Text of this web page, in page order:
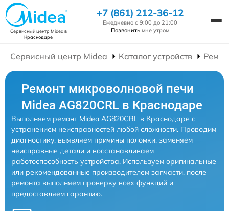
Сервисный центр Mideaв
Краснодаре
+7 (861) 212-36-12
Ежедневно с 9:00 до 21:00
Позвонить мне утром
Сервисный центр Midea Каталог устройств
Ремонт микроволновой печи
Midea AG820CRL в Краснодаре
Выполняем ремонт Midea AG820CRL в Краснодаре с
устранением неисправностей любой сложности. Проводим
диагностику, выявляем причины поломки, заменяем
неисправные детали и восстанавливаем
работоспособность устройства. Используем оригинальные
или рекомендованные производителем запчасти, после
ремонта выполняем проверку всех функций и
предоставляем гарантию.